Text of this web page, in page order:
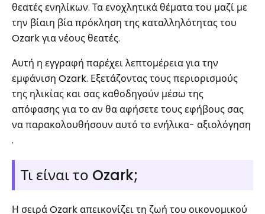
θεατές ενηλίκων. Τα ενοχλητικά θέματα του μαζί με
την βίαιη βία πρόκληση της καταλληλότητας του
Ozark για νέους θεατές.
Αυτή η εγγραφή παρέχει λεπτομέρεια για την
εμφάνιση Ozark. Εξετάζοντας τους περιορισμούς
της ηλικίας και σας καθοδηγούν μέσω της
απόφασης για το αν θα αφήσετε τους εφήβους σας
να παρακολουθήσουν αυτό το ενήλικα- αξιολόγηση
.
Τι είναι το Ozark;
Η σειρά Ozark απεικονίζει τη ζωή του οικονομικού